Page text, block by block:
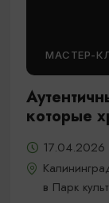
МАСТЕР-
которые
в Парк